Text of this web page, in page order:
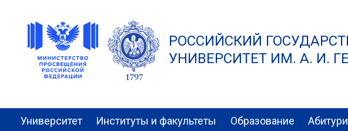
РОССИЙСКИЙ
УНИВЕРСИТЕТ ИМ. А. И.
Университет Институты и факультеты Образование